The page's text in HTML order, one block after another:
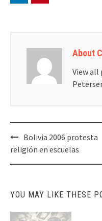
About
View all
Post
navigation
Bolivia 2006 protesta
religión en escuelas
YOU MAY LIKE THESE